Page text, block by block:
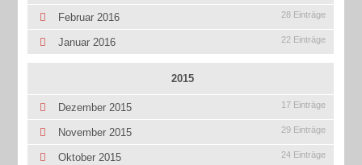
Februar 2016 28 Einträge
Januar 2016 22 Einträge
2015
Dezember 2015 17 Einträge
November 2015 29 Einträge
Oktober 2015 24 Einträge